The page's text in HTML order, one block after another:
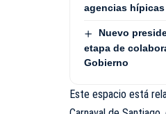
agencias
Nuevo
etapa de
Gobierno
Este espacio está